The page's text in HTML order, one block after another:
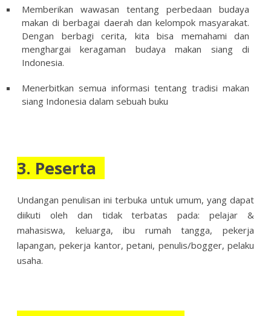
Memberikan wawasan tentang perbedaan budaya
makan di berbagai daerah dan kelompok masyarakat.
Dengan berbagi cerita, kita bisa memahami dan
menghargai keragaman budaya makan siang di
Indonesia.
Menerbitkan semua informasi tentang tradisi makan
siang Indonesia dalam sebuah buku
3. Peserta
Undangan penulisan ini terbuka untuk umum, yang dapat
diikuti oleh dan tidak terbatas pada: pelajar &
mahasiswa, keluarga, ibu rumah tangga, pekerja
lapangan, pekerja kantor, petani, penulis/bogger, pelaku
usaha.